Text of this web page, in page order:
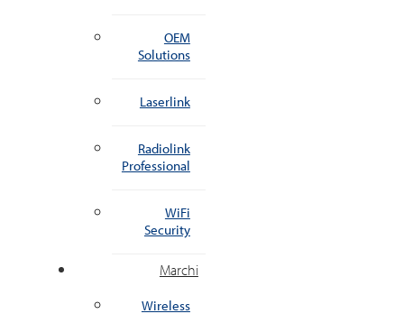
OEM
Solutions
Laserlink
Radiolink
Professional
WiFi
Security
Marchi
Wireless